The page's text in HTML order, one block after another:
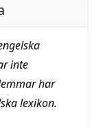
inte
har
lexikon.